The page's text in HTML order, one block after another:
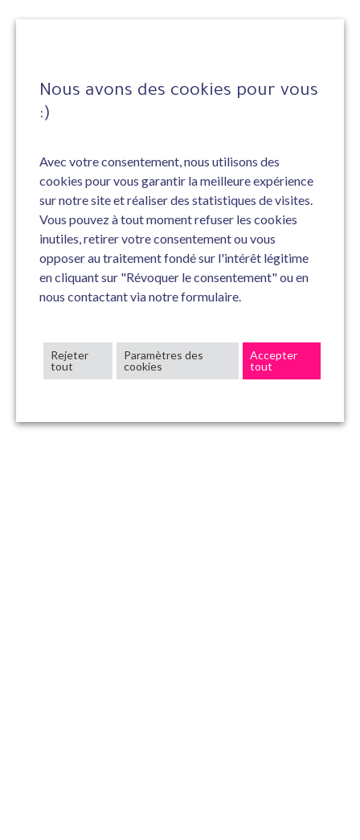
Nous avons des cookies pour vous
:)
Avec votre consentement, nous utilisons des
cookies pour vous garantir la meilleure expérience
sur notre site et réaliser des statistiques de visites.
Vous pouvez à tout moment refuser les cookies
inutiles, retirer votre consentement ou vous
opposer au traitement fondé sur l'intérêt légitime
en cliquant sur "Révoquer le consentement" ou en
nous contactant via notre formulaire.
Rejeter
tout
Paramètres des
cookies
Accepter
tout